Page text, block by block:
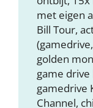
met eigen
Bill Tour,
golden
game drive
gamedrive
Channel,